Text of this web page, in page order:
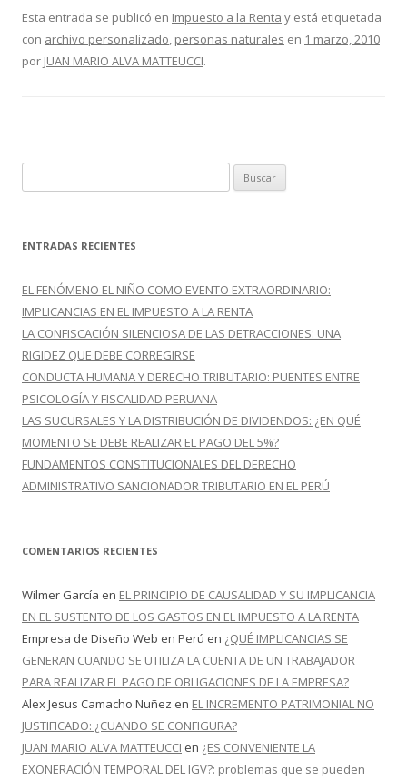
e
b
itt
er
m
p
Esta entrada se publicó en Impuesto a la Renta y está etiquetada
con archivo personalizado, personas naturales en 1 marzo, 2010
por JUAN MARIO ALVA MATTEUCCI.
u
c
r
:
ENTRADAS RECIENTES
EL FENÓMENO EL NIÑO COMO EVENTO EXTRAORDINARIO:
IMPLICANCIAS EN EL IMPUESTO A LA RENTA
LA CONFISCACIÓN SILENCIOSA DE LAS DETRACCIONES: UNA
RIGIDEZ QUE DEBE CORREGIRSE
CONDUCTA HUMANA Y DERECHO TRIBUTARIO: PUENTES ENTRE
PSICOLOGÍA Y FISCALIDAD PERUANA
LAS SUCURSALES Y LA DISTRIBUCIÓN DE DIVIDENDOS: ¿EN QUÉ
MOMENTO SE DEBE REALIZAR EL PAGO DEL 5%?
FUNDAMENTOS CONSTITUCIONALES DEL DERECHO
ADMINISTRATIVO SANCIONADOR TRIBUTARIO EN EL PERÚ
COMENTARIOS RECIENTES
Wilmer García en EL PRINCIPIO DE CAUSALIDAD Y SU IMPLICANCIA
EN EL SUSTENTO DE LOS GASTOS EN EL IMPUESTO A LA RENTA
Empresa de Diseño Web en Perú en ¿QUÉ IMPLICANCIAS SE
GENERAN CUANDO SE UTILIZA LA CUENTA DE UN TRABAJADOR
PARA REALIZAR EL PAGO DE OBLIGACIONES DE LA EMPRESA?
Alex Jesus Camacho Nuñez en EL INCREMENTO PATRIMONIAL NO
JUSTIFICADO: ¿CUANDO SE CONFIGURA?
JUAN MARIO ALVA MATTEUCCI en ¿ES CONVENIENTE LA
EXONERACIÓN TEMPORAL DEL IGV?: problemas que se pueden